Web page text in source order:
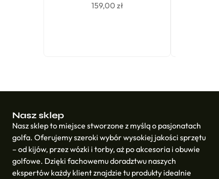
159,00 zł
Nasz sklep
Nasz sklep to miejsce stworzone z myślą o pasjonatach
golfa. Oferujemy szeroki wybór wysokiej jakości sprzętu
– od kijów, przez wózki i torby, aż po akcesoria i obuwie
golfowe. Dzięki fachowemu doradztwu naszych
ekspertów każdy klient znajdzie tu produkty idealnie